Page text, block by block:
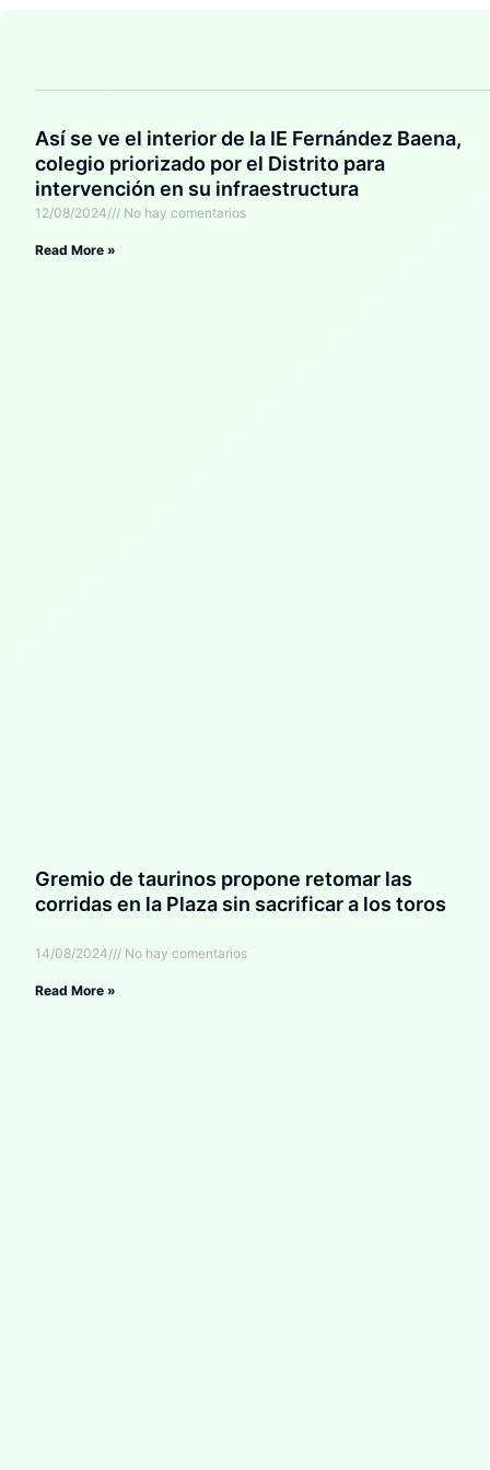
Así se ve el interior de la IE Fernández Baena,
colegio priorizado por el Distrito para
intervención en su infraestructura
12/08/2024 No hay comentarios
Read More »
Gremio de taurinos propone retomar las
corridas en la Plaza sin sacrificar a los toros
14/08/2024 No hay comentarios
Read More »